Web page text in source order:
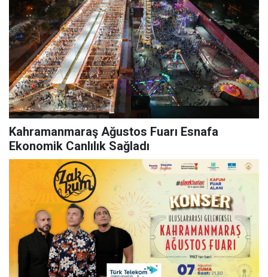
Kahramanmaraş Ağustos Fuarı Esnafa
Ekonomik Canlılık Sağladı